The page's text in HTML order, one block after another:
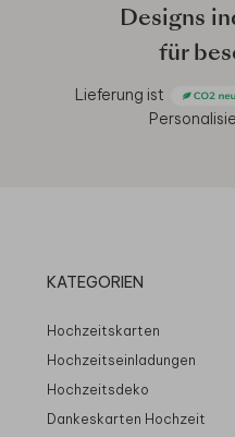
Designs
für
Lieferung ist
KATEGORIEN
Hochzeitskarten
Hochzeitseinladungen
Hochzeitsdeko
Dankeskarten Hochzeit